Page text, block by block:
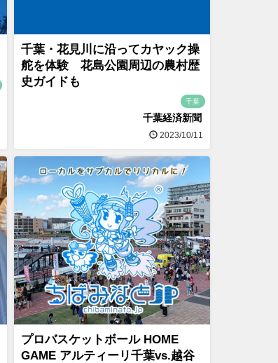
千葉・花見川に沿ってカヤック操
舵を体験 花島公園周辺の農村歴
史ガイドも
千葉
千葉経済新聞
2023/10/11
プロバスケットボール HOME
GAME アルティーリ千葉vs.越谷